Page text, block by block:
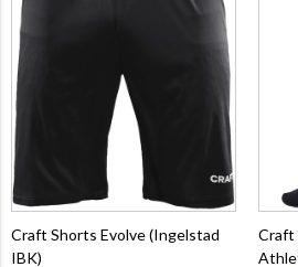
Craft Shorts Evolve (Ingelstad
IBK)
Craft